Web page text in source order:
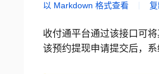
以 Markdown 格式查看
收付通平台通过该接口可
该预约提现申请提交后，